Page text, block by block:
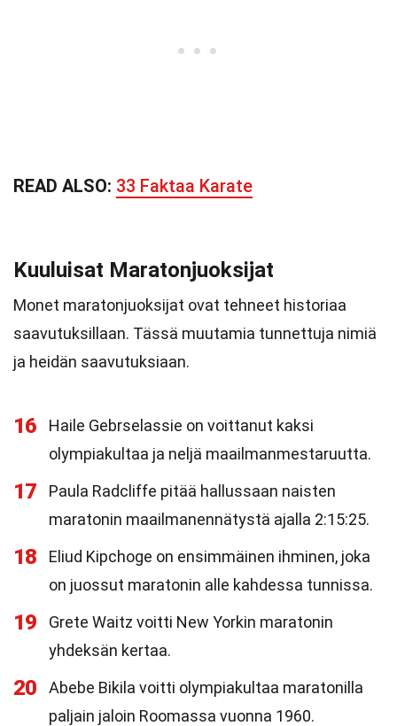
READ ALSO: 33 Faktaa Karate
Kuuluisat Maratonjuoksijat
Monet maratonjuoksijat ovat tehneet historiaa
saavutuksillaan. Tässä muutamia tunnettuja nimiä
ja heidän saavutuksiaan.
16
Haile Gebrselassie on voittanut kaksi
olympiakultaa ja neljä maailmanmestaruutta.
17
Paula Radcliffe pitää hallussaan naisten
maratonin maailmanennätystä ajalla 2:15:25.
18
Eliud Kipchoge on ensimmäinen ihminen, joka
on juossut maratonin alle kahdessa tunnissa.
19
Grete Waitz voitti New Yorkin maratonin
yhdeksän kertaa.
20
Abebe Bikila voitti olympiakultaa maratonilla
paljain jaloin Roomassa vuonna 1960.